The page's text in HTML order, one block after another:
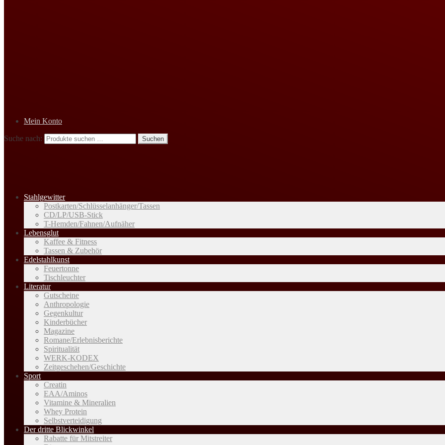
Mein Konto
Suche nach: Suchen
Stahlgewitter
Postkarten/Schlüsselanhänger/Tassen
CD/LP/USB-Stick
T-Hemden/Fahnen/Aufnäher
Lebensglut
Kaffee & Fitness
Tassen & Zubehör
Edelstahlkunst
Feuertonne
Tischleuchter
Literatur
Gutscheine
Anthropologie
Gegenkultur
Kinderbücher
Magazine
Romane/Erlebnisberichte
Spiritualität
WERK-KODEX
Zeitgeschehen/Geschichte
Sport
Creatin
EAA/Aminos
Vitamine & Mineralien
Whey Protein
Selbstverteidigung
Der dritte Blickwinkel
Rabatte für Mitstreiter